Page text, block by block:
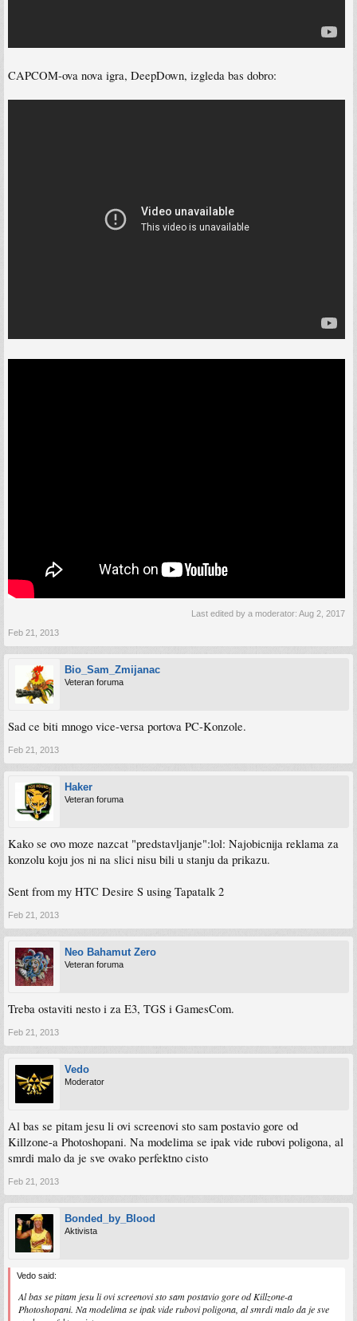
CAPCOM-ova nova igra, DeepDown, izgleda bas dobro:
Last edited by a moderator: Aug 2, 2017
Feb 21, 2013
Bio_Sam_Zmijanac
Veteran foruma
Sad ce biti mnogo vice-versa portova PC-Konzole.
Feb 21, 2013
Haker
Veteran foruma
Kako se ovo moze nazcat "predstavljanje":lol: Najobicnija reklama za
konzolu koju jos ni na slici nisu bili u stanju da prikazu.
Sent from my HTC Desire S using Tapatalk 2
Feb 21, 2013
Neo Bahamut Zero
Veteran foruma
Treba ostaviti nesto i za E3, TGS i GamesCom.
Feb 21, 2013
Vedo
Moderator
Al bas se pitam jesu li ovi screenovi sto sam postavio gore od
Killzone-a Photoshopani. Na modelima se ipak vide rubovi poligona, al
smrdi malo da je sve ovako perfektno cisto
Feb 21, 2013
Bonded_by_Blood
Aktivista
Vedo said:
Al bas se pitam jesu li ovi screenovi sto sam postavio gore od Killzone-a
Photoshopani. Na modelima se ipak vide rubovi poligona, al smrdi malo da je sve